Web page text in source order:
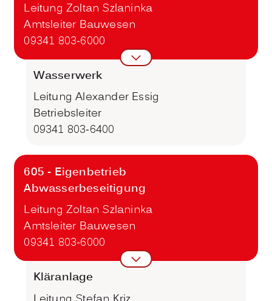
Leitung Zoltan Szlaninka
Amtsleiter Bauwesen
09341 803-6000
Wasserwerk
Leitung Alexander Essig
Betriebsleiter
09341 803-6400
605 - Eigenbetrieb
Abwasserbeseitigung
Leitung Zoltan Szlaninka
Amtsleiter Bauwesen
09341 803-6000
Kläranlage